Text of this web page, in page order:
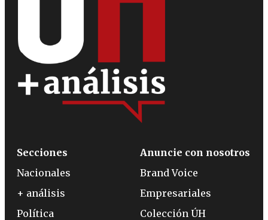
Secciones
Nacionales
+ análisis
Política
Anuncie con nosotros
Brand Voice
Empresariales
Colección ÚH